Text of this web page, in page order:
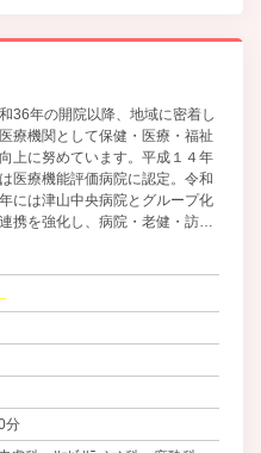
36年の開院以降、地域に密着し
療機関として保健・医療・福祉
上に努めています。平成１４年
医療機能評価病院に認定。令和
には津山中央病院とグループ化
携を強化し、病院・老健・訪問
、居宅支援を通じて地元にニー
合った医療・介護を提供してい
院です。
分